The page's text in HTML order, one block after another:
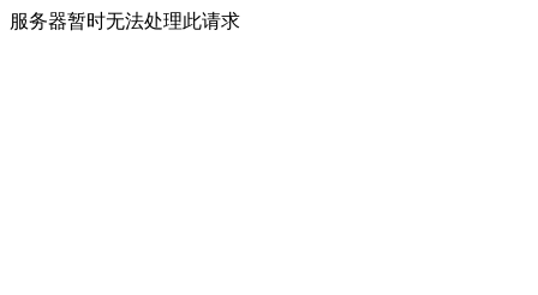
服务器暂时无法处理此请求